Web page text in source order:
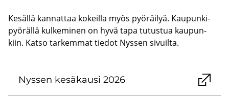
Ke­säl­lä kan­nat­taa ko­keil­la myös pyö­räi­lyä. Kau­pun­ki­
pyö­räl­lä kul­ke­mi­nen on hyvä tapa tu­tus­tua kau­pun­
kiin. Katso tar­kem­mat tie­dot Nys­sen si­vuil­ta.
Nys­sen ke­sä­kausi 2026